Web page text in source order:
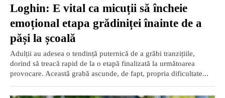
Loghin: E vital ca micuții să încheie
emoțional etapa grădiniței înainte de a
păși la școală
Adulții au adesea o tendință puternică de a grăbi tranzițiile,
dorind să treacă rapid de la o etapă finalizată la următoarea
provocare. Această grabă ascunde, de fapt, propria dificultate...